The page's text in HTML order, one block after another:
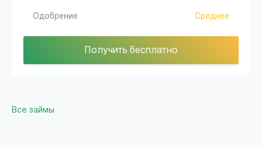
Одобрение Среднее
Получить бесплатно
Все займы